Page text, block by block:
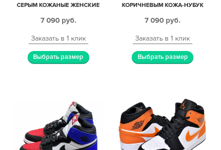
СЕРЫМ КОЖАНЫЕ ЖЕНСКИЕ
7 090 руб.
Заказать в 1 клик
Выбрать размер
КОРИЧНЕВЫМ КОЖА-НУБУК
7 090 руб.
Заказать в 1 клик
Выбрать размер